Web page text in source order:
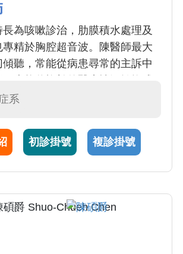
為咳嗽診治，肋膜積水處理及
專精於胸腔超音波。陳醫師最大
聽，常能從病患尋常的主訴中
說病情。行醫理念是以最少的侵
系
初診掛號 複診掛號